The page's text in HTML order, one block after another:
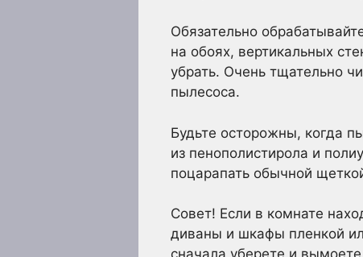
Обязательно
на обоях, вертикальных
убрать. Очень тщательно
пылесоса.
Будьте осторожны, когда
из пенополистирола и
поцарапать обычной
Совет! Если в комнате
диваны и шкафы пленкой
сначала уберете и